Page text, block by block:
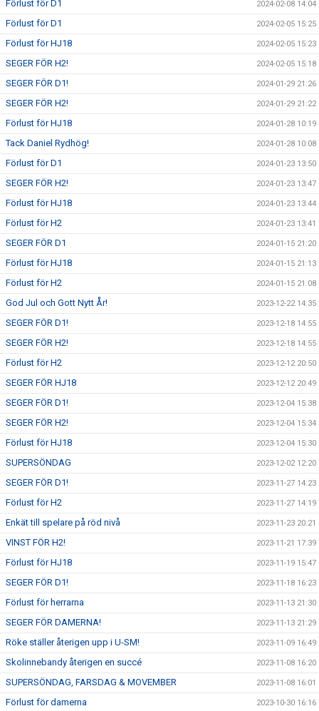
WEBBSHOP
KONTAKTER
Förlust för D1 2024-02-08 14:04
Förlust för D1 2024-02-05 15:25
Förlust för HJ18 2024-02-05 15:23
SEGER FÖR H2! 2024-02-05 15:18
SEGER FÖR D1! 2024-01-29 21:26
SEGER FÖR H2! 2024-01-29 21:22
Förlust för HJ18 2024-01-28 10:19
Tack Daniel Rydhög! 2024-01-28 10:08
Förlust för D1 2024-01-23 13:50
SEGER FÖR H2! 2024-01-23 13:47
Förlust för HJ18 2024-01-23 13:44
Förlust för H2 2024-01-23 13:41
SEGER FÖR D1 2024-01-15 21:20
Förlust för HJ18 2024-01-15 21:13
Förlust för H2 2024-01-15 21:08
God Jul och Gott Nytt År! 2023-12-22 14:35
SEGER FÖR D1! 2023-12-18 14:55
SEGER FÖR H2! 2023-12-18 14:55
Förlust för H2 2023-12-12 20:50
SEGER FÖR HJ18 2023-12-12 20:49
SEGER FÖR D1! 2023-12-04 15:38
SEGER FÖR H2! 2023-12-04 15:34
Förlust för HJ18 2023-12-04 15:30
SUPERSÖNDAG 2023-12-02 12:20
SEGER FÖR D1! 2023-11-27 14:23
Förlust för H2 2023-11-27 14:19
Enkät till spelare på röd nivå 2023-11-23 20:21
VINST FÖR H2! 2023-11-21 17:39
Förlust för HJ18 2023-11-19 15:47
SEGER FÖR D1! 2023-11-18 16:23
Förlust för herrarna 2023-11-13 21:30
SEGER FÖR DAMERNA! 2023-11-13 21:29
Röke ställer återigen upp i U-SM! 2023-11-09 16:49
Skolinnebandy återigen en succé 2023-11-08 16:20
SUPERSÖNDAG, FARSDAG & MOVEMBER 2023-11-08 16:01
Förlust för damerna 2023-10-30 16:16